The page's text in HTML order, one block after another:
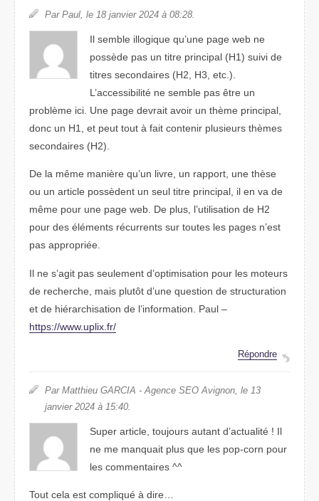
Par Paul, le 18 janvier 2024 à 08:28.
Il semble illogique qu’une page web ne
possède pas un titre principal (H1) suivi de
titres secondaires (H2, H3, etc.).
L’accessibilité ne semble pas être un
problème ici. Une page devrait avoir un thème principal,
donc un H1, et peut tout à fait contenir plusieurs thèmes
secondaires (H2).
De la même manière qu’un livre, un rapport, une thèse
ou un article possèdent un seul titre principal, il en va de
même pour une page web. De plus, l’utilisation de H2
pour des éléments récurrents sur toutes les pages n’est
pas appropriée.
Il ne s’agit pas seulement d’optimisation pour les moteurs
de recherche, mais plutôt d’une question de structuration
et de hiérarchisation de l’information. Paul –
https://www.uplix.fr/
Répondre
Par Matthieu GARCIA - Agence SEO Avignon, le 13
janvier 2024 à 15:40.
Super article, toujours autant d’actualité ! Il
ne me manquait plus que les pop-corn pour
les commentaires ^^
Tout cela est compliqué à dire…